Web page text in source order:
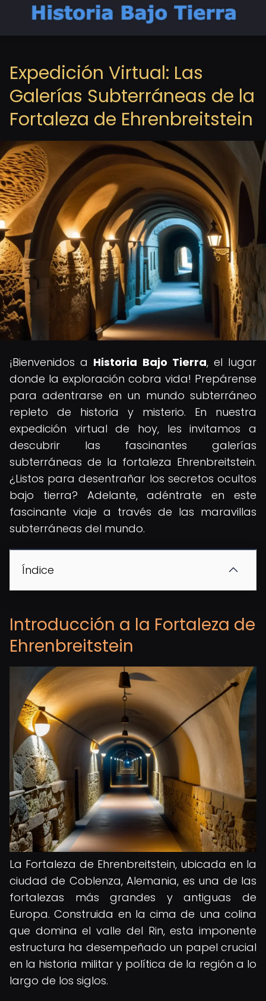
Expedición Virtual: Las
Galerías Subterráneas de la
Fortaleza de Ehrenbreitstein
¡Bienvenidos a Historia Bajo Tierra, el lugar
donde la exploración cobra vida! Prepárense
para adentrarse en un mundo subterráneo
repleto de historia y misterio. En nuestra
expedición virtual de hoy, les invitamos a
descubrir las fascinantes galerías
subterráneas de la fortaleza Ehrenbreitstein.
¿Listos para desentrañar los secretos ocultos
bajo tierra? Adelante, adéntrate en este
fascinante viaje a través de las maravillas
subterráneas del mundo.
Índice
Introducción a la Fortaleza de
Ehrenbreitstein
La Fortaleza de Ehrenbreitstein, ubicada en la
ciudad de Coblenza, Alemania, es una de las
fortalezas más grandes y antiguas de
Europa. Construida en la cima de una colina
que domina el valle del Rin, esta imponente
estructura ha desempeñado un papel crucial
en la historia militar y política de la región a lo
largo de los siglos.